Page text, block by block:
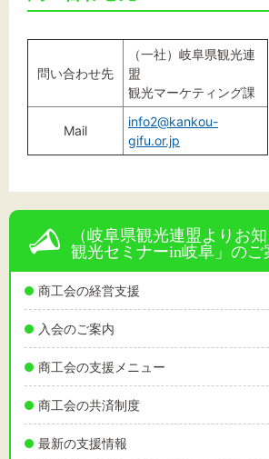
（岐阜県観光連盟よりお
観光セミナーin岐阜」のご
商工会の経営支援
入会のご案内
商工会の支援メニュー
商工会の共済制度
最新の支援情報
問い合わせ先
（一社）岐阜県観光連
盟
観光マーケティング課
Mail
info2@kankou-
gifu.or.jp